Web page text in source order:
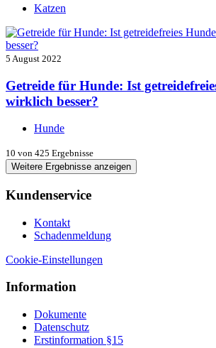
Katzen
5 August 2022
Getreide für Hunde: Ist
wirklich besser?
Hunde
10 von 425 Ergebnisse
Weitere Ergebnisse anzeigen
Kundenservice
Kontakt
Schadenmeldung
Cookie-Einstellungen
Information
Dokumente
Datenschutz
Erstinformation §15